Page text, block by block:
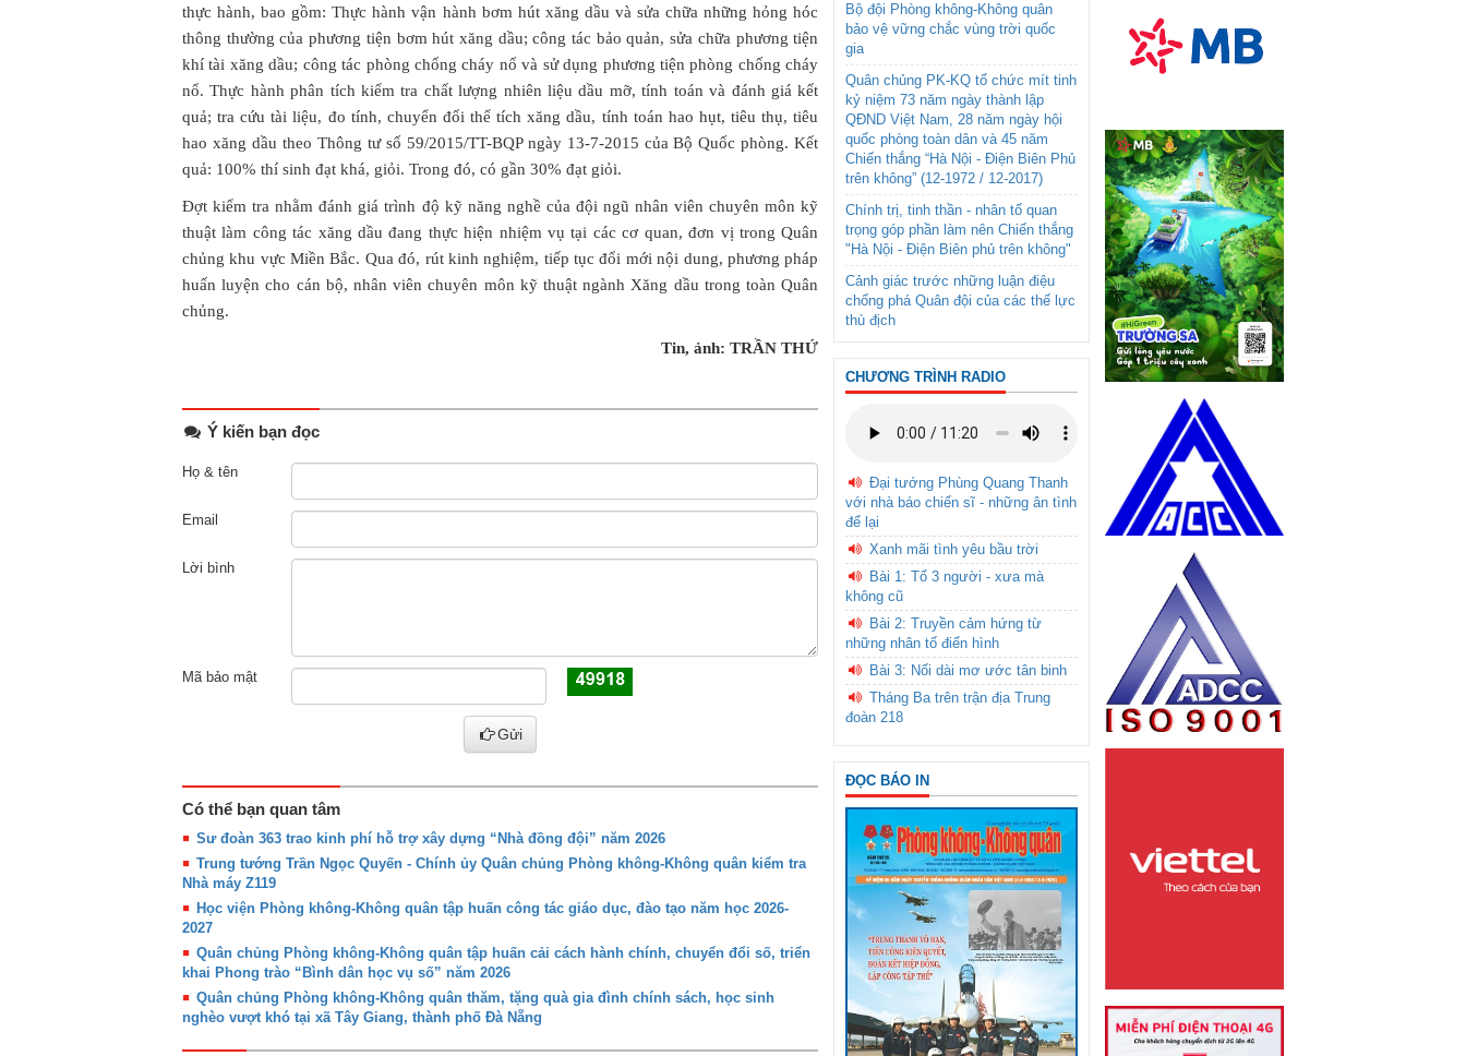
thực hành, bao gồm: Thực hành vận hành bơm hút xăng dầu và sửa chữa những hỏng hóc
thông thường của phương tiện bơm hút xăng dầu; công tác bảo quản, sửa chữa phương tiện
khí tài xăng dầu; công tác phòng chống cháy nổ và sử dụng phương tiện phòng chống cháy
nổ. Thực hành phân tích kiểm tra chất lượng nhiên liệu dầu mỡ, tính toán và đánh giá kết
quả; tra cứu tài liệu, đo tính, chuyển đổi thể tích xăng dầu, tính toán hao hụt, tiêu thụ, tiêu
hao xăng dầu theo Thông tư số 59/2015/TT-BQP ngày 13-7-2015 của Bộ Quốc phòng. Kết
quả: 100% thí sinh đạt khá, giỏi. Trong đó, có gần 30% đạt giỏi.
Đợt kiểm tra nhằm đánh giá trình độ kỹ năng nghề của đội ngũ nhân viên chuyên môn kỹ
thuật làm công tác xăng dầu đang thực hiện nhiệm vụ tại các cơ quan, đơn vị trong Quân
chủng khu vực Miền Bắc. Qua đó, rút kinh nghiệm, tiếp tục đổi mới nội dung, phương pháp
huấn luyện cho cán bộ, nhân viên chuyên môn kỹ thuật ngành Xăng dầu trong toàn Quân
chủng.
Tin, ảnh: TRẦN THỨ
Ý kiến bạn đọc
Họ & tên
Email
Lời bình
Mã bảo mật
Gửi
Có thể bạn quan tâm
Sư đoàn 363 trao kinh phí hỗ trợ xây dựng “Nhà đồng đội” năm 2026
Trung tướng Trần Ngọc Quyến - Chính ủy Quân chủng Phòng không-Không quân kiểm tra
Nhà máy Z119
Học viện Phòng không-Không quân tập huấn công tác giáo dục, đào tạo năm học 2026-
2027
Quân chủng Phòng không-Không quân tập huấn cải cách hành chính, chuyển đổi số, triển
khai Phong trào “Bình dân học vụ số” năm 2026
Quân chủng Phòng không-Không quân thăm, tặng quà gia đình chính sách, học sinh
nghèo vượt khó tại xã Tây Giang, thành phố Đà Nẵng
Bộ đội Phòng không-Không quân
bảo vệ vững chắc vùng trời quốc
gia
Quân chủng PK-KQ tổ chức mít tinh
kỷ niệm 73 năm ngày thành lập
QĐND Việt Nam, 28 năm ngày hội
quốc phòng toàn dân và 45 năm
Chiến thắng “Hà Nội - Điện Biên Phủ
trên không” (12-1972 / 12-2017)
Chính trị, tinh thần - nhân tố quan
trọng góp phần làm nên Chiến thắng
"Hà Nội - Điện Biên phủ trên không"
Cảnh giác trước những luận điệu
chống phá Quân đội của các thế lực
thù địch
CHƯƠNG TRÌNH RADIO
Đại tướng Phùng Quang Thanh
với nhà báo chiến sĩ - những ân tình
để lại
Xanh mãi tình yêu bầu trời
Bài 1: Tổ 3 người - xưa mà
không cũ
Bài 2: Truyền cảm hứng từ
những nhân tố điển hình
Bài 3: Nối dài mơ ước tân binh
Tháng Ba trên trận địa Trung
đoàn 218
ĐỌC BÁO IN